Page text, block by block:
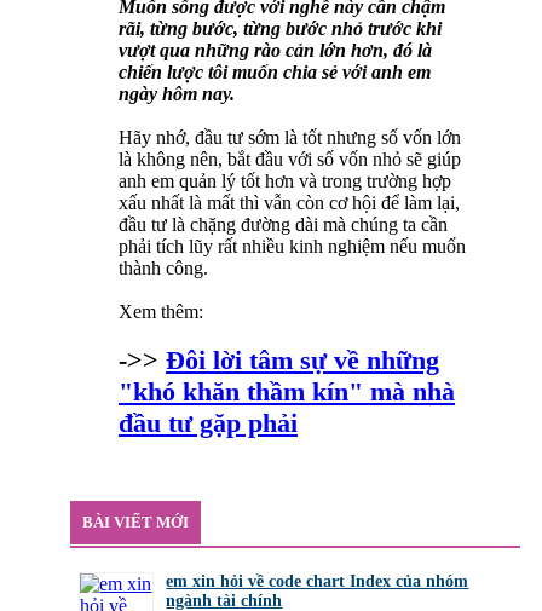
Muốn sống được với nghề này cần chậm
rãi, từng bước, từng bước nhỏ trước khi
vượt qua những rào cản lớn hơn, đó là
chiến lược tôi muốn chia sẻ với anh em
ngày hôm nay.
Hãy nhớ, đầu tư sớm là tốt nhưng số vốn lớn
là không nên, bắt đầu với số vốn nhỏ sẽ giúp
anh em quản lý tốt hơn và trong trường hợp
xấu nhất là mất thì vẫn còn cơ hội để làm lại,
đầu tư là chặng đường dài mà chúng ta cần
phải tích lũy rất nhiều kinh nghiệm nếu muốn
thành công.
Xem thêm:
->> Đôi lời tâm sự về những
"khó khăn thầm kín" mà nhà
đầu tư gặp phải
BÀI VIẾT MỚI
em xin hỏi về code chart Index của nhóm
ngành tài chính